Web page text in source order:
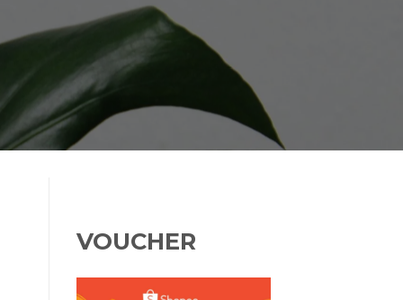
VOUCHER